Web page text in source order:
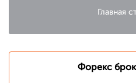
Главная
Форекс